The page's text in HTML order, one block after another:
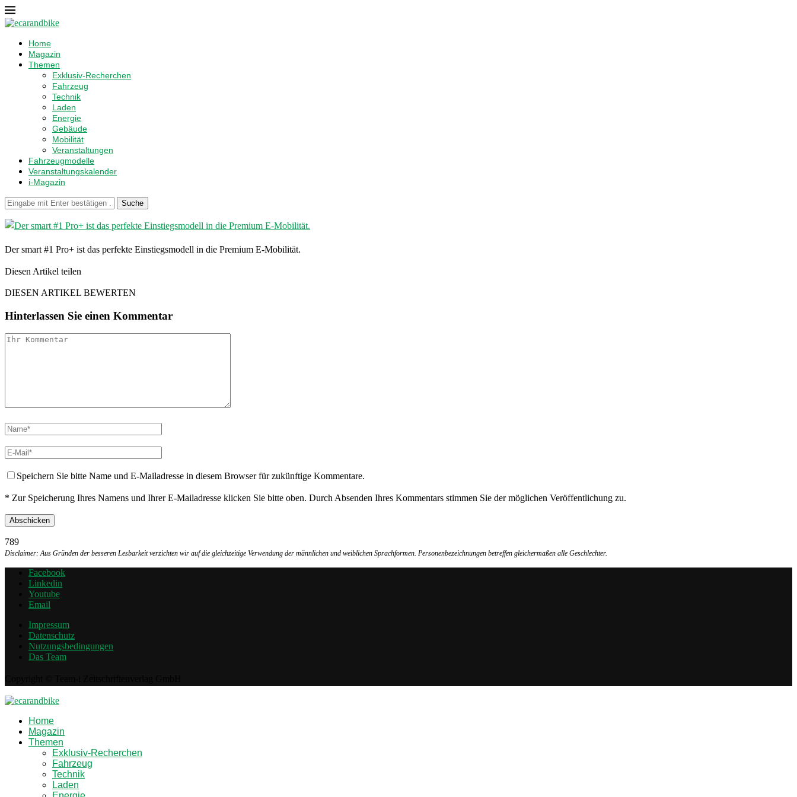
Home
Magazin
Themen
Exklusiv-Recherchen
Fahrzeug
Technik
Laden
Energie
Gebäude
Mobilität
Veranstaltungen
Fahrzeugmodelle
Veranstaltungskalender
i-Magazin
Suche
Der smart #1 Pro+ ist das perfekte Einstiegsmodell in die Premium E-Mobilität.
Diesen Artikel teilen
DIESEN ARTIKEL BEWERTEN
Hinterlassen Sie einen Kommentar
Speichern Sie bitte Name und E-Mailadresse in diesem Browser für zukünftige Kommentare.
* Zur Speicherung Ihres Namens und Ihrer E-Mailadresse klicken Sie bitte oben. Durch Absenden Ihres Kommentars stimmen Sie der möglichen Veröffentlichung zu.
789
Disclaimer: Aus Gründen der besseren Lesbarkeit verzichten wir auf die gleichzeitige Verwendung der männlichen und weiblichen Sprachformen. Personenbezeichnungen betreffen gleichermaßen alle Geschlechter.
Facebook
Linkedin
Youtube
Email
Impressum
Datenschutz
Nutzungsbedingungen
Das Team
Home
Magazin
Themen
Exklusiv-Recherchen
Fahrzeug
Technik
Laden